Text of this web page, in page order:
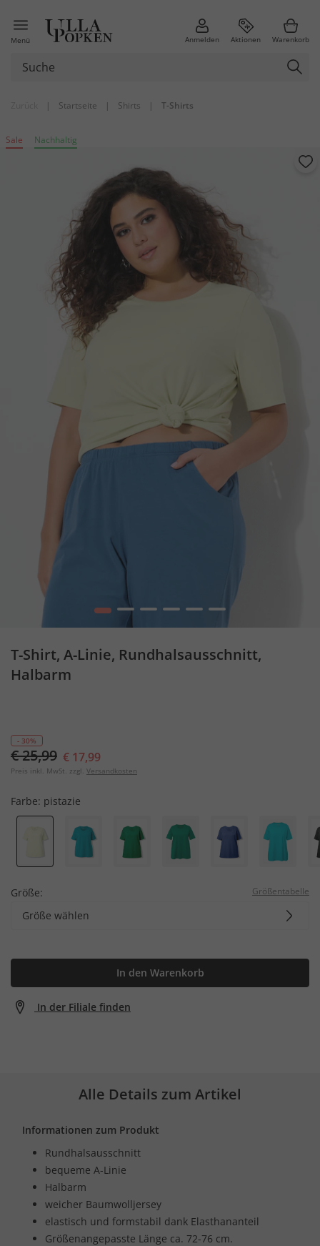
Menü Anmelden Aktionen Warenkorb
| Startseite | Shirts | T-Shirts
Sale Nachhaltig
1 2 3 4 5 6
T-Shirt, A-Linie, Rundhalsausschnitt,
Halbarm
- 30%
€ 25,99 € 17,99
Preis inkl. MwSt. zzgl. Versandkosten
Farbe: pistazie
Größe: Größentabelle
Größe wählen
In den Warenkorb
In der Filiale finden
Alle Details zum Artikel
Informationen zum Produkt
Rundhalsausschnitt
bequeme A-Linie
Halbarm
weicher Baumwolljersey
elastisch und formstabil dank Elasthananteil
Größenangepasste Länge ca. 72-76 cm.